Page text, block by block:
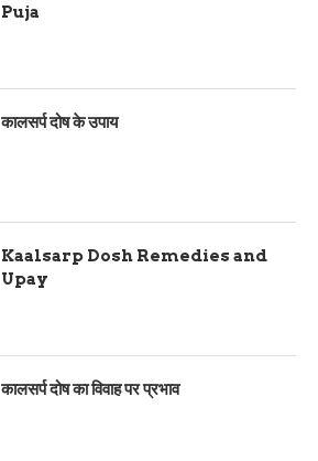
Puja
कालसर्प दोष के उपाय
Kaalsarp Dosh Remedies and
Upay
कालसर्प दोष का विवाह पर प्रभाव